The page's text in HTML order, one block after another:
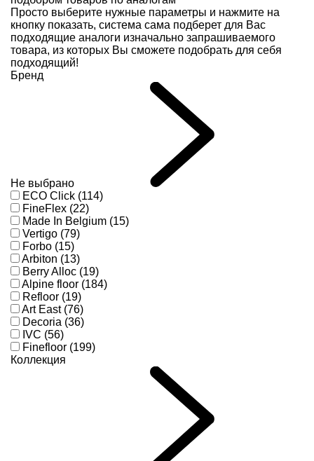
Просто выберите нужные параметры и нажмите на
кнопку показать, система сама подберет для Вас
подходящие аналоги изначально запрашиваемого
товара, из которых Вы сможете подобрать для себя
подходящий!
Бренд
Не выбрано
ECO Click (114)
FineFlex (22)
Made In Belgium (15)
Vertigo (79)
Forbo (15)
Arbiton (13)
Berry Alloc (19)
Alpine floor (184)
Refloor (19)
Art East (76)
Decoria (36)
IVC (56)
Finefloor (199)
Коллекция